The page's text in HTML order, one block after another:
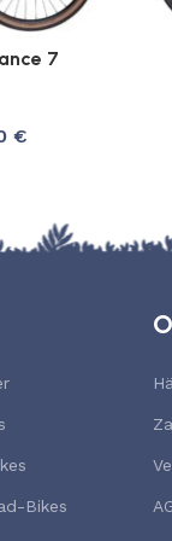
7
€
Bikes